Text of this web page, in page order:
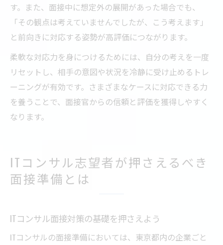
す。また、面接中に想定外の展開があった場合でも、
「その観点は考えていませんでしたが、こう考えます」
と前向きに対応する姿勢が高評価につながります。
柔軟な対応力を身につけるためには、自分の考えを一度
リセットし、相手の意図や状況を冷静に受け止めるトレ
ーニングが有効です。さまざまなケースに対応できる力
を養うことで、面接官からの信頼と評価を獲得しやすく
なります。
ITコンサル志望者が押さえるべき
面接準備とは
ITコンサル面接対策の基礎を押さえよう
ITコンサルの面接準備においては、東京都内の企業ごと